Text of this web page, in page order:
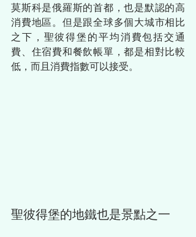
莫斯科是俄羅斯的首都，也是默認的高
消費地區。但是跟全球多個大城市相比
之下，聖彼得堡的平均消費包括交通
費、住宿費和餐飲帳單，都是相對比較
低，而且消費指數可以接受。
聖彼得堡的地鐵也是景點之一